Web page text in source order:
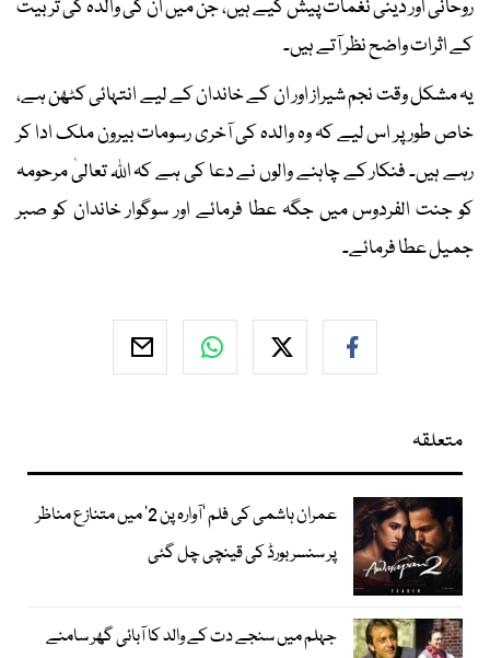
روحانی اور دینی نغمات پیش کیے ہیں، جن میں ان کی والدہ کی تربیت
کے اثرات واضح نظر آتے ہیں۔
یہ مشکل وقت نجم شیراز اور ان کے خاندان کے لیے انتہائی کٹھن ہے،
خاص طور پر اس لیے کہ وہ والدہ کی آخری رسومات بیرون ملک ادا کر
رہے ہیں۔ فنکار کے چاہنے والوں نے دعا کی ہے کہ اللہ تعالیٰ مرحومہ
کو جنت الفردوس میں جگہ عطا فرمائے اور سوگوار خاندان کو صبر
جمیل عطا فرمائے۔
متعلقہ
عمران ہاشمی کی فلم ’آوارہ پن 2‘ میں متنازع مناظر
پر سنسر بورڈ کی قینچی چل گئی
جہلم میں سنجے دت کے والد کا آبائی گھر سامنے